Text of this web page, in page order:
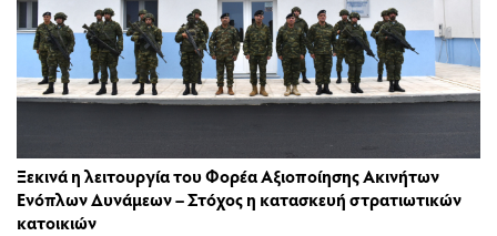
Ξεκινά η λειτουργία του Φορέα Αξιοποίησης Ακινήτων
Ενόπλων Δυνάμεων – Στόχος η κατασκευή στρατιωτικών
κατοικιών